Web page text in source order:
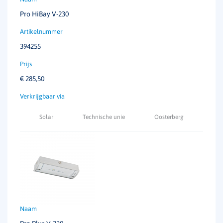
Pro HiBay V-230
394255
€ 285,50
Solar Technische unie Oosterberg